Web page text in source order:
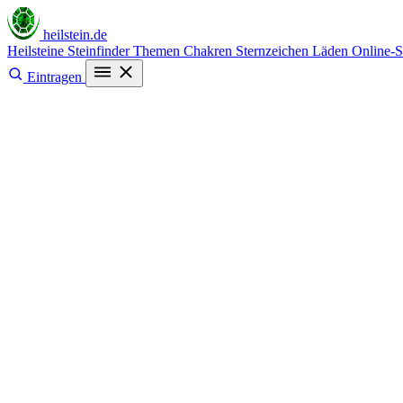
heilstein.de
Heilsteine SteinfinderThemen Chakren Sternzeichen Läden Online-
Eintragen